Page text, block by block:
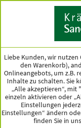
Land
KATEGORIEN
Liebe Kunden, wir nutzen
den Warenkorb),
Onlineangebots, um z.B.
Inhalte zu schalten. Sie
„Alle akzeptieren“, mit "
einzeln aktivieren oder
Einstellungen
Einstellungen“ ändern
finden Sie in